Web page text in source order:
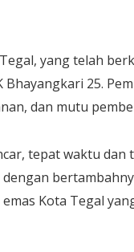
yang telah
25.
dan mutu
tepat waktu
Kota Tegal